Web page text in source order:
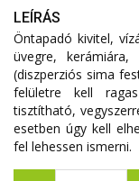
LEÍRÁS
Öntapadó kivitel,
üvegre,
(diszperziós sima
felületre kell
tisztítható,
esetben úgy kell
fel lehessen ismerni.